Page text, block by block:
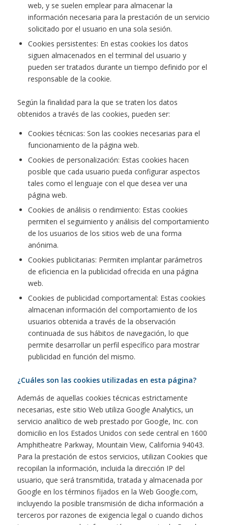
web, y se suelen emplear para almacenar la
información necesaria para la prestación de un servicio
solicitado por el usuario en una sola sesión.
Cookies persistentes: En estas cookies los datos
siguen almacenados en el terminal del usuario y
pueden ser tratados durante un tiempo definido por el
responsable de la cookie.
Según la finalidad para la que se traten los datos
obtenidos a través de las cookies, pueden ser:
Cookies técnicas: Son las cookies necesarias para el
funcionamiento de la página web.
Cookies de personalización: Estas cookies hacen
posible que cada usuario pueda configurar aspectos
tales como el lenguaje con el que desea ver una
página web.
Cookies de análisis o rendimiento: Estas cookies
permiten el seguimiento y análisis del comportamiento
de los usuarios de los sitios web de una forma
anónima.
Cookies publicitarias: Permiten implantar parámetros
de eficiencia en la publicidad ofrecida en una página
web.
Cookies de publicidad comportamental: Estas cookies
almacenan información del comportamiento de los
usuarios obtenida a través de la observación
continuada de sus hábitos de navegación, lo que
permite desarrollar un perfil específico para mostrar
publicidad en función del mismo.
¿Cuáles son las cookies utilizadas en esta página?
Además de aquellas cookies técnicas estrictamente
necesarias, este sitio Web utiliza Google Analytics, un
servicio analítico de web prestado por Google, Inc. con
domicilio en los Estados Unidos con sede central en 1600
Amphitheatre Parkway, Mountain View, California 94043.
Para la prestación de estos servicios, utilizan Cookies que
recopilan la información, incluida la dirección IP del
usuario, que será transmitida, tratada y almacenada por
Google en los términos fijados en la Web Google.com,
incluyendo la posible transmisión de dicha información a
terceros por razones de exigencia legal o cuando dichos